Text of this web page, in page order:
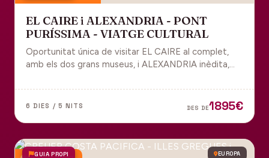
EL CAIRE i ALEXANDRIA - PONT
PURÍSSIMA - VIATGE CULTURAL
Oportunitat única de visitar EL CAIRE al complet,
amb els dos grans museus, i ALEXANDRIA inèdita,
6 DIES / 5 NITS DES DE1895€
GUIA PROPI EUROPA